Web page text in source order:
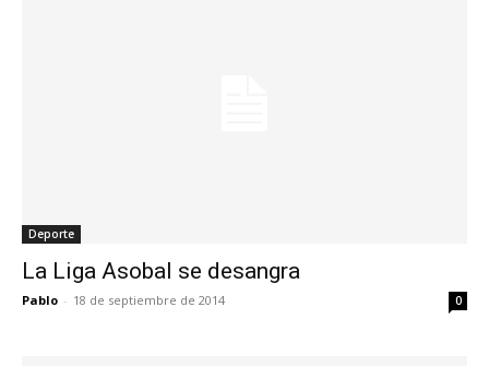
Deporte
La Liga Asobal se desangra
Pablo - 18 de septiembre de 2014 0